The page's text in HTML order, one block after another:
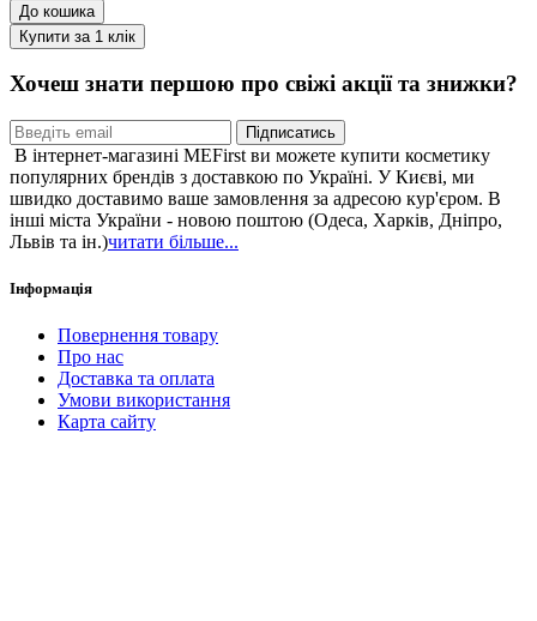
До кошика
Купити за 1 клiк
Хочеш знати першою про свіжі акції та знижки?
Підписатись
В інтернет-магазині MEFirst ви можете купити косметику
популярних брендів з доставкою по Україні. У Києві, ми
швидко доставимо ваше замовлення за адресою кур'єром. В
інші міста України - новою поштою (Одеса, Харків, Дніпро,
Львів та ін.)читати більше...
Інформація
Повернення товару
Про нас
Доставка та оплата
Умови використання
Карта сайту